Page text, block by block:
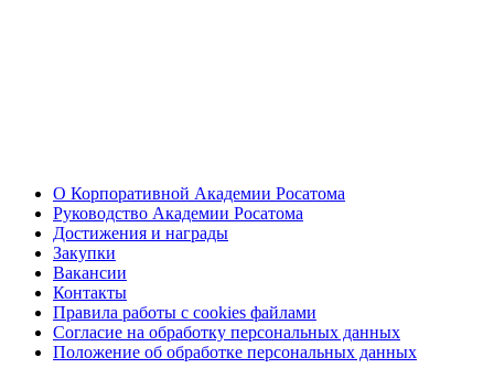
О Корпоративной Академии Росатома
Руководство Академии Росатома
Достижения и награды
Закупки
Вакансии
Контакты
Правила работы с cookies файлами
Согласие на обработку персональных данных
Положение об обработке персональных данных